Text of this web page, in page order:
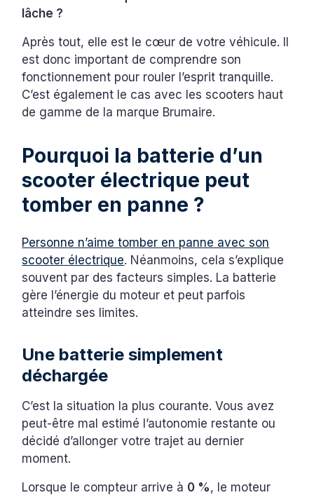
lâche ?
Après tout, elle est le cœur de votre véhicule. Il
est donc important de comprendre son
fonctionnement pour rouler l’esprit tranquille.
C’est également le cas avec les scooters haut
de gamme de la marque Brumaire.
Pourquoi la batterie d’un
scooter électrique peut
tomber en panne ?
Personne n’aime tomber en panne avec son
scooter électrique. Néanmoins, cela s’explique
souvent par des facteurs simples. La batterie
gère l’énergie du moteur et peut parfois
atteindre ses limites.
Une batterie simplement
déchargée
C’est la situation la plus courante. Vous avez
peut-être mal estimé l’autonomie restante ou
décidé d’allonger votre trajet au dernier
moment.
Lorsque le compteur arrive à 0 %, le moteur